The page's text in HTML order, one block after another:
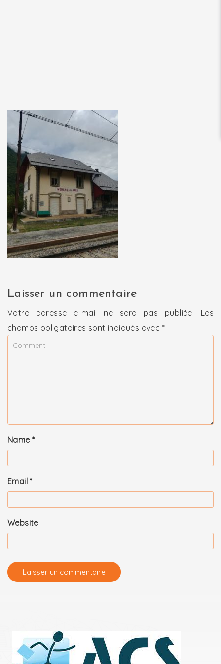
Laisser un commentaire
Votre adresse e-mail ne sera pas publiée.
Les
champs obligatoires sont indiqués avec *
Name *
Email*
Website